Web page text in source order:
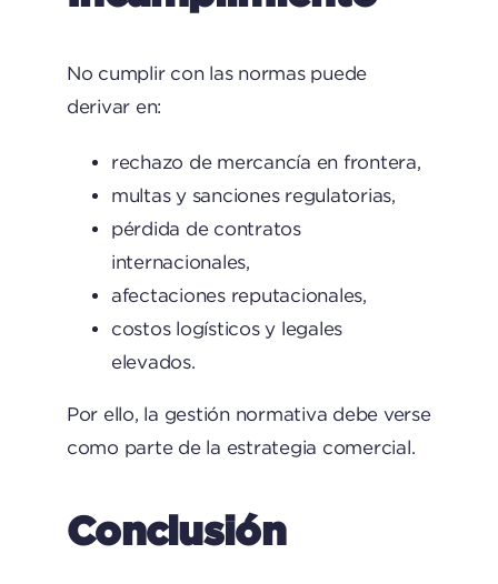
No cumplir con las normas puede
derivar en:
rechazo de mercancía en frontera,
multas y sanciones regulatorias,
pérdida de contratos
internacionales,
afectaciones reputacionales,
costos logísticos y legales
elevados.
Por ello, la gestión normativa debe verse
como parte de la estrategia comercial.
Conclusión